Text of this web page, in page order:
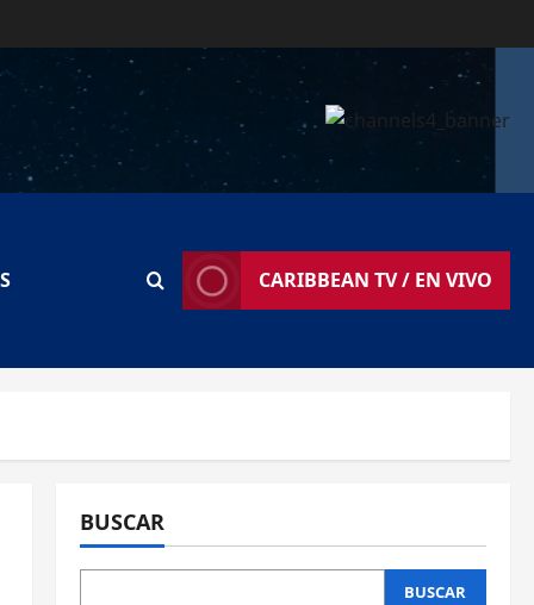
CARIBBEAN TV / EN VIVO
BUSCAR
BUSCAR